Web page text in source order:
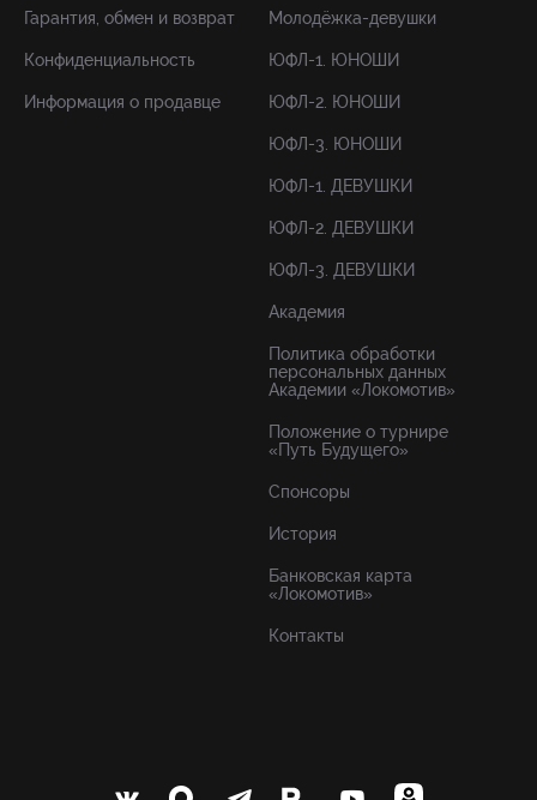
Гарантия, обмен и возврат
Конфиденциальность
Информация о продавце
Молодёжка-девушки
ЮФЛ-1. ЮНОШИ
ЮФЛ-2. ЮНОШИ
ЮФЛ-3. ЮНОШИ
ЮФЛ-1. ДЕВУШКИ
ЮФЛ-2. ДЕВУШКИ
ЮФЛ-3. ДЕВУШКИ
Академия
Политика обработки
персональных данных
Академии «Локомотив»
Положение о турнире
«Путь Будущего»
Спонсоры
История
Банковская карта
«Локомотив»
Контакты